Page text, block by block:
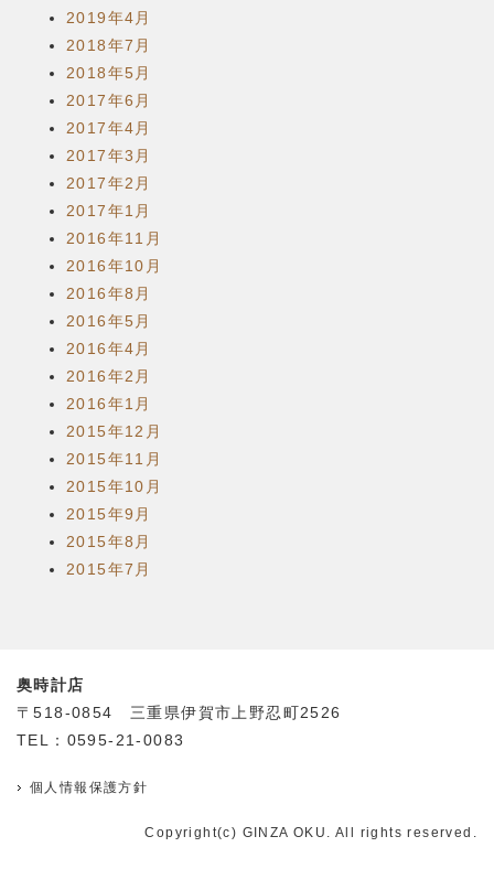
2019年4月
2018年7月
2018年5月
2017年6月
2017年4月
2017年3月
2017年2月
2017年1月
2016年11月
2016年10月
2016年8月
2016年5月
2016年4月
2016年2月
2016年1月
2015年12月
2015年11月
2015年10月
2015年9月
2015年8月
2015年7月
奥時計店
〒518-0854 三重県伊賀市上野忍町2526
TEL：0595-21-0083
個人情報保護方針
Copyright(c) GINZA OKU. All rights reserved.